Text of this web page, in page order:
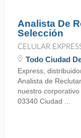
Analista De
Selección
CELULAR
Todo Ciudad
Express,
Analista de
nuestro
03340 Ciudad ...